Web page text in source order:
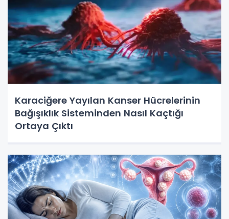
Karaciğere Yayılan Kanser Hücrelerinin
Bağışıklık Sisteminden Nasıl Kaçtığı
Ortaya Çıktı